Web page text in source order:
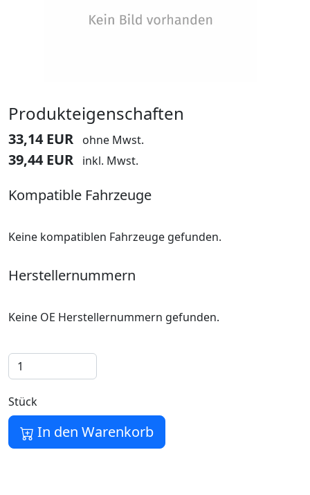
Produkteigenschaften
33,14 EUR ohne Mwst.
39,44 EUR inkl. Mwst.
Kompatible Fahrzeuge
Keine kompatiblen Fahrzeuge gefunden.
Herstellernummern
Keine OE Herstellernummern gefunden.
Stück
In den Warenkorb